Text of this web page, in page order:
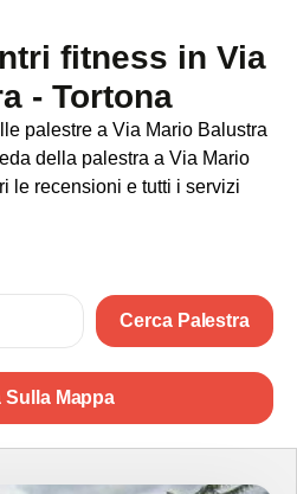
fitness in Via
- Tortona
palestre a Via Mario Balustra
della palestra a Via Mario
le recensioni e tutti i servizi
Cerca Palestra
Sulla Mappa